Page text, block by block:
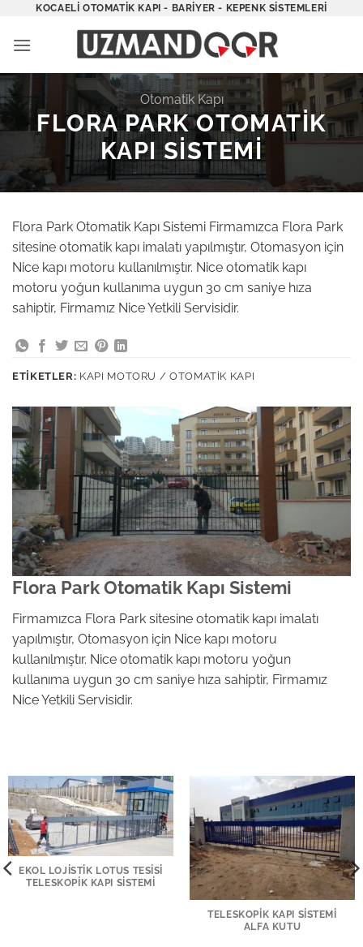
İçeriğeKOCAELI OTOMATIK KAPI - BARIYER - KEPENK SISTEMLERI
Otomatik Kapı
FLORA PARK OTOMATIK
KAPI SISTEMI
Flora Park Otomatik Kapı Sistemi Firmamızca Flora Park
sitesine otomatik kapı imalatı yapılmıştır, Otomasyon için
Nice kapı motoru kullanılmıştır. Nice otomatik kapı
motoru yoğun kullanıma uygun 30 cm saniye hıza
sahiptir, Firmamız Nice Yetkili Servisidir.
ETIKETLER: KAPI MOTORU / OTOMATIK KAPI
Flora Park Otomatik Kapı Sistemi
Firmamızca Flora Park sitesine otomatik kapı imalatı
yapılmıştır, Otomasyon için Nice kapı motoru
kullanılmıştır. Nice otomatik kapı motoru yoğun
kullanıma uygun 30 cm saniye hıza sahiptir, Firmamız
Nice Yetkili Servisidir.
EKOL LOJISTIK LOTUS TESISI
TELESKOPIK KAPI SISTEMI
TELESKOPIK KAPI SISTEMI
ALFA KUTU